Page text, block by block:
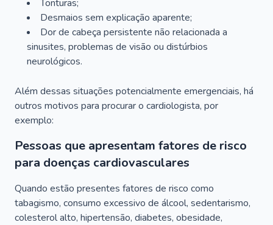
Tonturas;
Desmaios sem explicação aparente;
Dor de cabeça persistente não relacionada a
sinusites, problemas de visão ou distúrbios
neurológicos.
Além dessas situações potencialmente emergenciais, há
outros motivos para procurar o cardiologista, por
exemplo:
Pessoas que apresentam fatores de risco
para doenças cardiovasculares
Quando estão presentes fatores de risco como
tabagismo, consumo excessivo de álcool, sedentarismo,
colesterol alto, hipertensão, diabetes, obesidade,